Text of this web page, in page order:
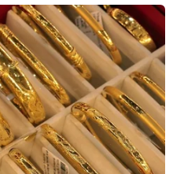
sà lan bơm hút xăng,
sử dụng các tàu cao
khu vực.
bằng các nhà nuôi
vậy rất khó phát hiện.
sự đề phòng, cảnh
tổ chức thẩm tra, xác